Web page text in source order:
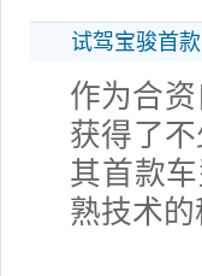
试驾宝骏首
作为合
获得了
其首款
熟技术